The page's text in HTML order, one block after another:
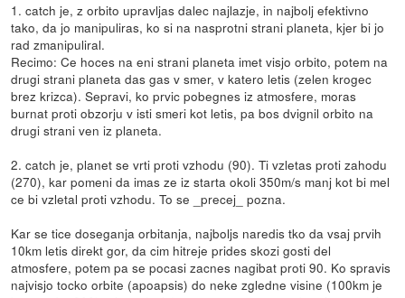
1. catch je, z orbito upravljas dalec najlazje, in najbolj efektivno
tako, da jo manipuliras, ko si na nasprotni strani planeta, kjer bi jo
rad zmanipuliral.
Recimo: Ce hoces na eni strani planeta imet visjo orbito, potem na
drugi strani planeta das gas v smer, v katero letis (zelen krogec
brez krizca). Sepravi, ko prvic pobegnes iz atmosfere, moras
burnat proti obzorju v isti smeri kot letis, pa bos dvignil orbito na
drugi strani ven iz planeta.
2. catch je, planet se vrti proti vzhodu (90). Ti vzletas proti zahodu
(270), kar pomeni da imas ze iz starta okoli 350m/s manj kot bi mel
ce bi vzletal proti vzhodu. To se _precej_ pozna.
Kar se tice doseganja orbitanja, najboljs naredis tko da vsaj prvih
10km letis direkt gor, da cim hitreje prides skozi gosti del
atmosfere, potem pa se pocasi zacnes nagibat proti 90. Ko spravis
najvisjo tocko orbite (apoapsis) do neke zgledne visine (100km je